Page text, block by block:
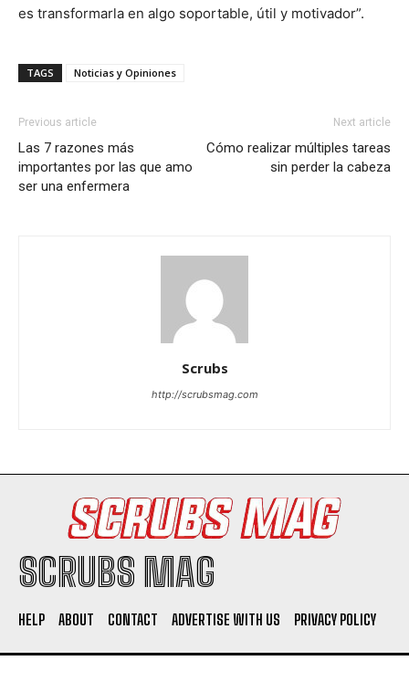
es transformarla en algo soportable, útil y motivador”.
TAGS Noticias y Opiniones
Previous article
Las 7 razones más
importantes por las que amo
ser una enfermera
Next article
Cómo realizar múltiples tareas
sin perder la cabeza
Scrubs
http://scrubsmag.com
SCRUBS MAG
HELP ABOUT CONTACT ADVERTISE WITH US PRIVACY POLICY